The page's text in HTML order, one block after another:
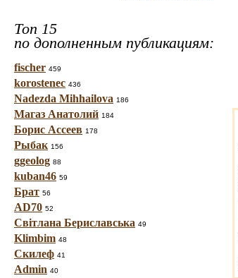
Топ 15
по дополненным публикациям:
fischer 459
korostenec 436
Nadezda Mihhailova 186
Магаз Анатолий 184
Борис Ассеев 178
Рыбак 156
ggeolog 88
kuban46 59
Брат 56
AD70 52
Світлана Бериславська 49
Klimbim 48
Скилеф 41
Admin 40